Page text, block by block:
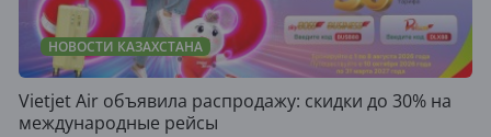
НОВОСТИ КАЗАХСТАНА
Vietjet Air объявила распродажу: скидки до 30% на
международные рейсы